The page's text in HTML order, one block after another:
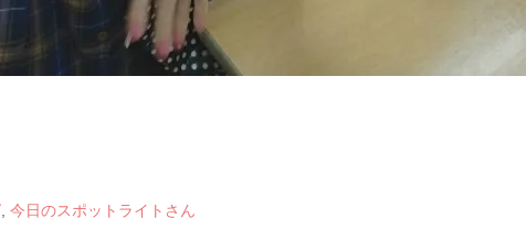
, 今日のスポットライトさん